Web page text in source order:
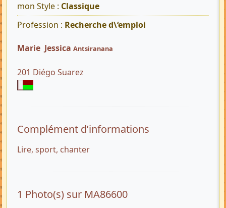
mon Style : Classique
Profession : Recherche d\‘emploi
Marie Jessica Antsiranana
201 Diégo Suarez
Complément d’informations
Lire, sport, chanter
1 Photo(s) sur MA86600